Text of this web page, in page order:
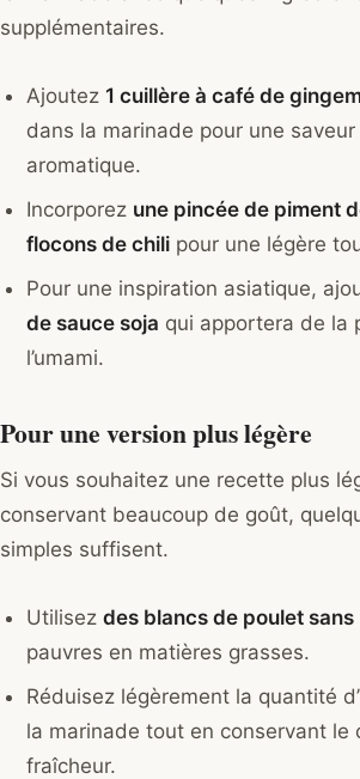
supplémentaires.
Ajoutez 1 cuillère à café de
dans la marinade pour une
aromatique.
Incorporez une pincée de piment
flocons de chili pour une légère
Pour une inspiration asiatique,
de sauce soja qui apportera de la
l’umami.
Pour une version plus légère
Si vous souhaitez une recette plus
conservant beaucoup de goût,
simples suffisent.
Utilisezdes blancs de poulet sans
pauvres en matières grasses.
Réduisez légèrement la quantité d’
la marinade tout en conservant le
fraîcheur.